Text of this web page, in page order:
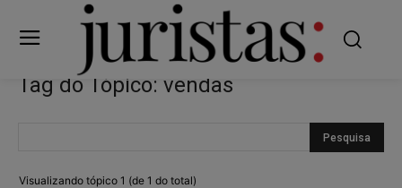
Tag do Tópico: vendas
Visualizando tópico 1 (de 1 do total)